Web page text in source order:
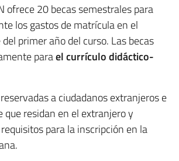
ofrece 20 becas semestrales para
los gastos de matrícula en el
primer año del curso. Las becas
parael currículo didáctico-
a ciudadanos extranjeros e
que residan en el extranjero y
para la inscripción en la